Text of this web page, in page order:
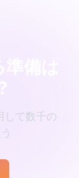
して数千の